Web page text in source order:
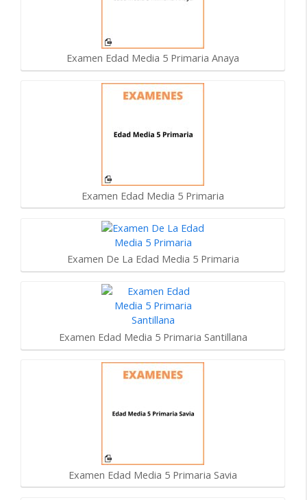
Examen Edad Media 5 Primaria Anaya
Examen Edad Media 5 Primaria
Examen De La Edad Media 5 Primaria
Examen Edad Media 5 Primaria Santillana
Examen Edad Media 5 Primaria Savia